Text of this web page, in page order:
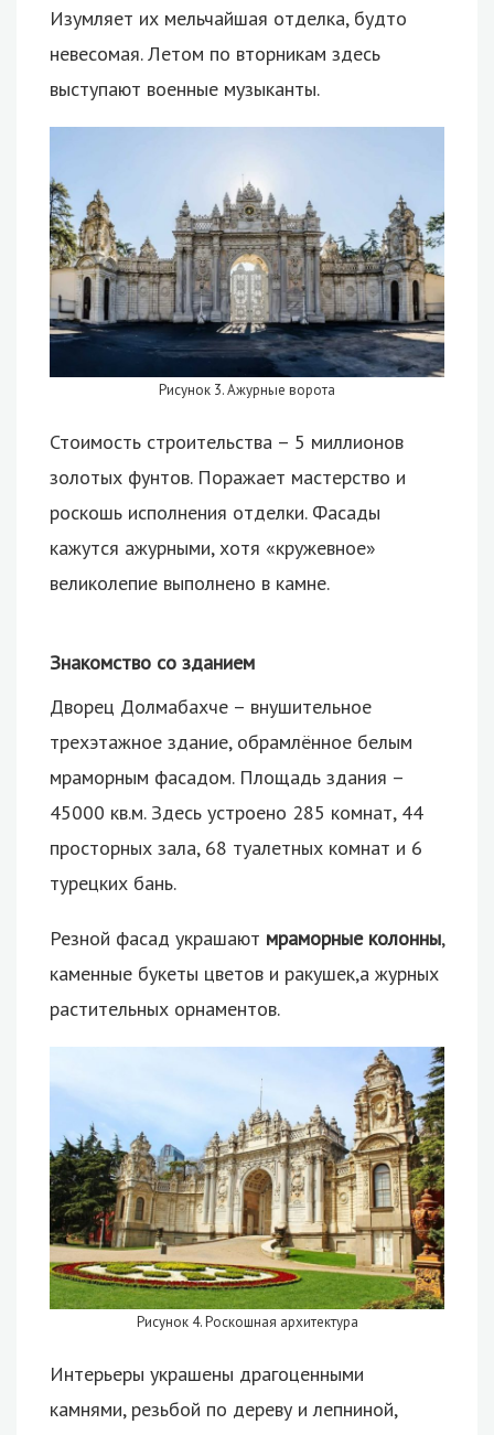
Изумляет их мельчайшая отделка, будто
невесомая. Летом по вторникам здесь
выступают военные музыканты.
Рисунок 3. Ажурные ворота
Стоимость строительства – 5 миллионов
золотых фунтов. Поражает мастерство и
роскошь исполнения отделки. Фасады
кажутся ажурными, хотя «кружевное»
великолепие выполнено в камне.
Знакомство со зданием
Дворец Долмабахче – внушительное
трехэтажное здание, обрамлённое белым
мраморным фасадом. Площадь здания –
45000 кв.м. Здесь устроено 285 комнат, 44
просторных зала, 68 туалетных комнат и 6
турецких бань.
Резной фасад украшают мраморные колонны,
каменные букеты цветов и ракушек,а журных
растительных орнаментов.
Рисунок 4. Роскошная архитектура
Интерьеры украшены драгоценными
камнями, резьбой по дереву и лепниной,